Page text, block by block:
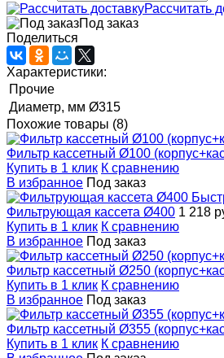
Рассчитать
Под заказ
Поделиться
Характеристики:
Прочие
Диаметр, мм Ø315
Похожие товары (8)
Фильтр кассетный Ø100
Купить в 1 клик К сравнению
В избранное Под заказ
Фильтрующая кассета Ø400 1 218
Купить в 1 клик К сравнению
В избранное Под заказ
Фильтр кассетный Ø250
Купить в 1 клик К сравнению
В избранное Под заказ
Фильтр кассетный Ø355
Купить в 1 клик К сравнению